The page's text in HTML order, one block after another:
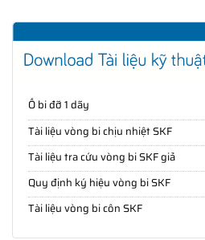
Ổ bi đỡ 1 dãy
Tài liệu vòng bi chịu nhiệt SKF
Tài liệu tra cứu vòng bi SKF giả
Quy định ký hiệu vòng bi SKF
Tài liệu vòng bi côn SKF